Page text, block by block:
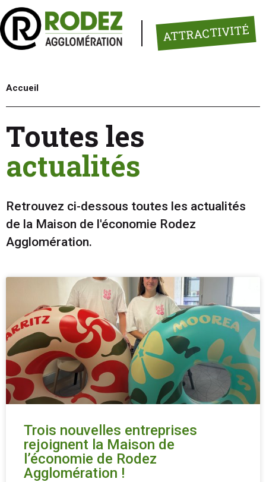
ATTRACTIVITÉ
Accueil
Toutes les
actualités
Retrouvez ci-dessous toutes les actualités
de la Maison de l'économie Rodez
Agglomération.
Trois nouvelles entreprises
rejoignent la Maison de
l’économie de Rodez
Agglomération !